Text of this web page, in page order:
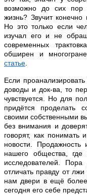
возможно до сих пор
жизнь? Звучит
Но это только если
изучал его и не
современных
обширен и
статье.
Если
доводы и док-ва, то
чувствуется. Но для
придётся проделать
своими собственными
без внимания и
говорят, как
новости.
нашего общества,
исследователей.
отличать правду от
нам двери в ещё
сегодня его себе